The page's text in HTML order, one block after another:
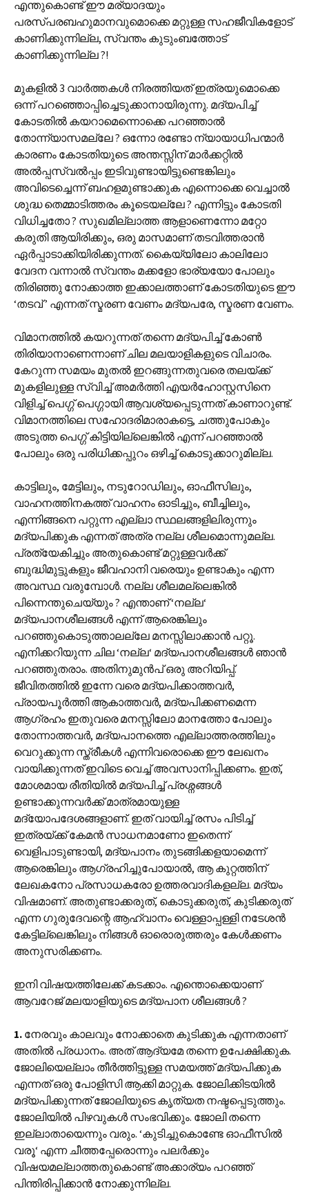
എന്തുകൊണ്ട് ഈ മര്യാദയും
പരസ്പരബഹുമാനവുമൊക്കെ മറ്റുള്ള സഹജീവികളോട്
കാണിക്കുന്നില്ല, സ്വന്തം കുടുംബത്തോട്
കാണിക്കുന്നില്ല ?!
മുകളിൽ 3 വാർത്തകൾ നിരത്തിയത് ഇത്രയുമൊക്കെ
ഒന്ന് പറഞ്ഞൊപ്പിച്ചെടുക്കാനായിരുന്നു. മദ്യപിച്ച്
കോടതിൽ കയറാമെന്നൊക്കെ പറഞ്ഞാൽ
തോന്ന്യാസമല്ലേ ? ഒന്നോ രണ്ടോ ന്യായാധിപന്മാർ
കാരണം കോടതിയുടെ അന്തസ്സിന് മാർക്കറ്റിൽ
അല്‍പ്പസ്വല്‍പ്പം ഇടിവുണ്ടായിട്ടുണ്ടെങ്കിലും
അവിടെച്ചെന്ന് ബഹളമുണ്ടാക്കുക എന്നൊക്കെ വെച്ചാൽ
ശുദ്ധ തെമ്മാടിത്തരം കൂടെയല്ലേ ? എന്നിട്ടും കോടതി
വിധിച്ചതോ ? സുഖമില്ലാത്ത ആളാണെന്നോ മറ്റോ
കരുതി ആയിരിക്കും, ഒരു മാസമാണ് തടവിത്തരാൻ
ഏർപ്പാടാക്കിയിരിക്കുന്നത്. കൈയ്യിലോ കാലിലോ
വേദന വന്നാൽ സ്വന്തം മക്കളോ ഭാര്യയോ പോലും
തിരിഞ്ഞു നോക്കാത്ത ഇക്കാലത്താണ് കോടതിയുടെ ഈ
‘തടവ് ’ എന്നത് സ്മരണ വേണം മദ്യപരേ, സ്മരണ വേണം.
വിമാനത്തിൽ കയറുന്നത് തന്നെ മദ്യപിച്ച് കോൺ
തിരിയാനാണെന്നാണ് ചില മലയാളികളുടെ വിചാരം.
കേറുന്ന സമയം മുതൽ ഇറങ്ങുന്നതുവരെ തലയ്ക്ക്
മുകളിലുള്ള സ്വിച്ച് അമർത്തി എയർഹോസ്റ്റസിനെ
വിളിച്ച് പെഗ്ഗ് പെഗ്ഗായി ആവശ്യപ്പെടുന്നത് കാണാറുണ്ട്.
വിമാനത്തിലെ സഹോദരിമാരാകട്ടെ, ചത്തുപോകും
അടുത്ത പെഗ്ഗ് കിട്ടിയില്ലെങ്കിൽ എന്ന് പറഞ്ഞാൽ
പോലും ഒരു പരിധിക്കപ്പുറം ഒഴിച്ച് കൊടുക്കാറുമില്ല.
കാട്ടിലും, മേട്ടിലും, നടുറോഡിലും, ഓഫീസിലും,
വാഹനത്തിനകത്ത് വാഹനം ഓടിച്ചും, ബീച്ചിലും,
എന്നിങ്ങനെ പറ്റുന്ന എല്ലാ സ്ഥലങ്ങളിലിരുന്നും
മദ്യപിക്കുക എന്നത് അത്ര നല്ല ശീലമൊന്നുമല്ല.
പ്രത്യേകിച്ചും അതുകൊണ്ട് മറ്റുള്ളവർക്ക്
ബുദ്ധിമുട്ടുകളും ജീവഹാനി വരെയും ഉണ്ടാകും എന്ന
അവസ്ഥ വരുമ്പോൾ. നല്ല ശീലമല്ലെങ്കിൽ
പിന്നെന്തുചെയ്യും ? എന്താണ് ‘നല്ല‘
മദ്യപാനശീലങ്ങൾ എന്ന് ആരെങ്കിലും
പറഞ്ഞുകൊടുത്താലല്ലേ മനസ്സിലാക്കാൻ പറ്റൂ.
എനിക്കറിയുന്ന ചില ‘നല്ല‘ മദ്യപാനശീലങ്ങൾ ഞാൻ
പറഞ്ഞുതരാം. അതിനുമുൻപ് ഒരു അറിയിപ്പ്.
ജീവിതത്തിൽ ഇന്നേ വരെ മദ്യപിക്കാത്തവർ,
പ്രായപൂർത്തി ആകാത്തവർ, മദ്യപിക്കണമെന്ന
ആഗ്രഹം ഇതുവരെ മനസ്സിലോ മാനത്തോ പോലും
തോന്നാത്തവർ, മദ്യപാനത്തെ എല്ലാത്തരത്തിലും
വെറുക്കുന്ന സ്ത്രീകൾ എന്നിവരൊക്കെ ഈ ലേഖനം
വായിക്കുന്നത് ഇവിടെ വെച്ച് അവസാനിപ്പിക്കണം. ഇത്,
മോശമായ രീതിയിൽ മദ്യപിച്ച് പ്രശ്നങ്ങൾ
ഉണ്ടാക്കുന്നവർക്ക് മാത്രമായുള്ള
മദ്യോപദേശങ്ങളാണ്. ഇത് വായിച്ച് രസം പിടിച്ച്
ഇത്രയ്ക്ക് കേമൻ സാധനമാണോ ഇതെന്ന്
വെളിപാടുണ്ടായി, മദ്യപാനം തുടങ്ങിക്കളയാമെന്ന്
ആരെങ്കിലും ആഗ്രഹിച്ചുപോയാൽ, ആ കുറ്റത്തിന്
ലേഖകനോ പ്രസാധകരോ ഉത്തരവാദികളല്ല. മദ്യം
വിഷമാണ്. അതുണ്ടാക്കരുത്, കൊടുക്കരുത്, കുടിക്കരുത്
എന്ന ഗുരുദേവന്റെ ആഹ്വാനം വെള്ളാപ്പള്ളി നടേശൻ
കേട്ടില്ലെങ്കിലും നിങ്ങൾ ഓരൊരുത്തരും കേൾക്കണം
അനുസരിക്കണം.
ഇനി വിഷയത്തിലേക്ക് കടക്കാം. എന്തൊക്കെയാണ്
ആവറേജ് മലയാളിയുടെ മദ്യപാന ശീലങ്ങൾ ?
1. നേരവും കാലവും നോക്കാതെ കുടിക്കുക എന്നതാണ്
അതിൽ പ്രധാനം. അത് ആദ്യമേ തന്നെ ഉപേക്ഷിക്കുക.
ജോലിയെല്ലാം തീർത്തിട്ടുള്ള സമയത്ത് മദ്യപിക്കുക
എന്നത് ഒരു പോളിസി ആക്കി മാറ്റുക. ജോലിക്കിടയിൽ
മദ്യപിക്കുന്നത് ജോലിയുടെ കൃത്യത നഷ്ടപ്പെടുത്തും.
ജോലിയിൽ പിഴവുകൾ സംഭവിക്കും. ജോലി തന്നെ
ഇല്ലാതായെന്നും വരും. ‘കുടിച്ചുകൊണ്ടേ ഓഫീസിൽ
വരൂ‘ എന്ന ചീത്തപ്പേരൊന്നും പലർക്കും
വിഷയമല്ലാത്തതുകൊണ്ട് അക്കാര്യം പറഞ്ഞ്
പിന്തിരിപ്പിക്കാൻ നോക്കുന്നില്ല.